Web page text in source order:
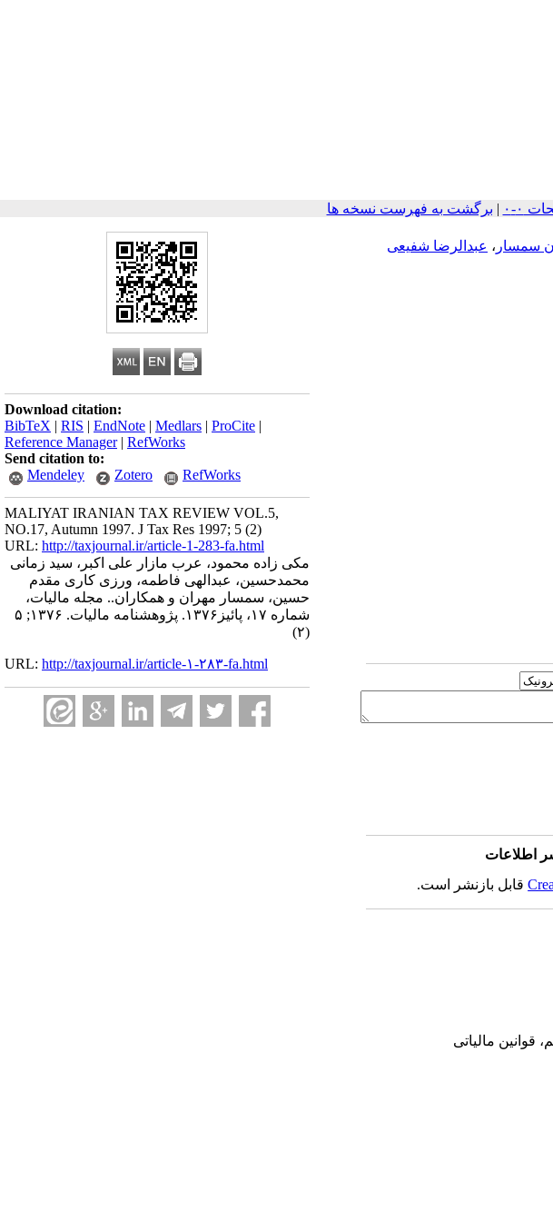
| برگشت به فهرست نسخه ها
Download citation:
BibTeX | RIS | EndNote | Medlars | ProCite |
Reference Manager| RefWorks
Send citation to:
Mendeley
Zotero RefWorks
MALIYAT IRANIAN TAX REVIEW VOL.5,
NO.17, Autumn 1997. J Tax Res 1997; 5 (2)
URL: http://taxjournal.ir/article-1-283-fa.html
مکی زاده محمود، عرب مازار علی اکبر، سید زمانی
محمدحسین، عبدالهی فاطمه، ورزی کاری مقدم
حسین، سمسار مهران و همکاران.. مجله مالیات،
شماره ۱۷، پائیز۱۳۷۶. پژوهشنامه مالیات. ۱۳۷۶; ۵
(۲)
URL: http://taxjournal.ir/article-۱-۲۸۳-fa.html
سمسار ، عبدالرضا شفیعی
اطلاعات
قابل بازنشر است.
قوانين مالياتی